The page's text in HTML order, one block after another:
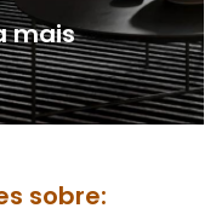
mais
sobre: